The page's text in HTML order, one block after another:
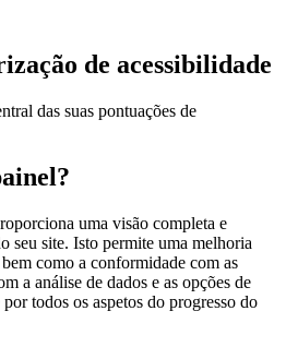
de acessibilidade
das suas pontuações de
uma visão completa e
seu site. Isto permite uma melhoria
como a conformidade com as
a análise de dados e as opções de
todos os aspetos do progresso do